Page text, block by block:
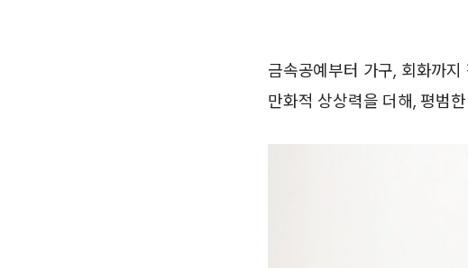
금속공예부터 가구, 회화까
만화적 상상력을 더해, 평범